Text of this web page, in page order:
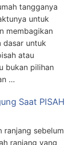
tangganya
untuk
membagikan
dasar untuk
atau
bukan pilihan
…
Saat PISAH
ranjang sebelum
ranjang yang